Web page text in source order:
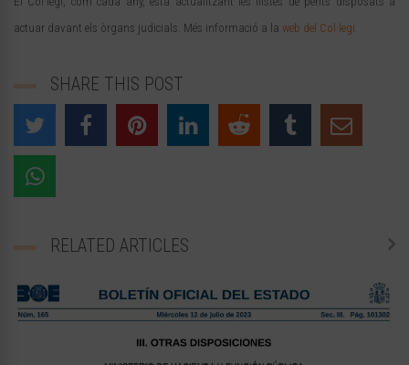
actuar davant els òrgans judicials. Més informació a la web del Col·legi.
SHARE THIS POST
RELATED ARTICLES